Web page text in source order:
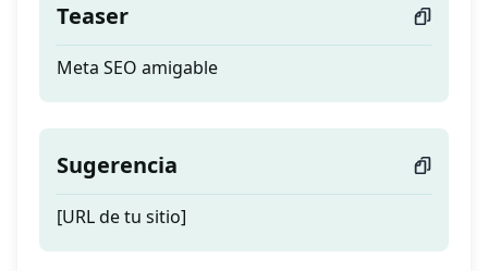
Teaser
Meta SEO amigable
Sugerencia
[URL de tu sitio]